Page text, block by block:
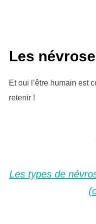
Les
Et oui l’être humain est
retenir !
Les types de